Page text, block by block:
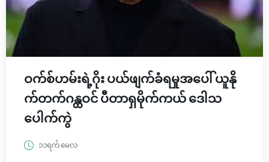
ဝက်စ်ဟမ်းရဲ့ဂိုး ပယ်ဖျက်ခံရမှုအပေါ် ယူနို
က်တက်ဂန္ထဝင် ပီတာရှမိုက်ကယ် ဒေါသ
ပေါက်ကွဲ
၁၁ရက် မေလ